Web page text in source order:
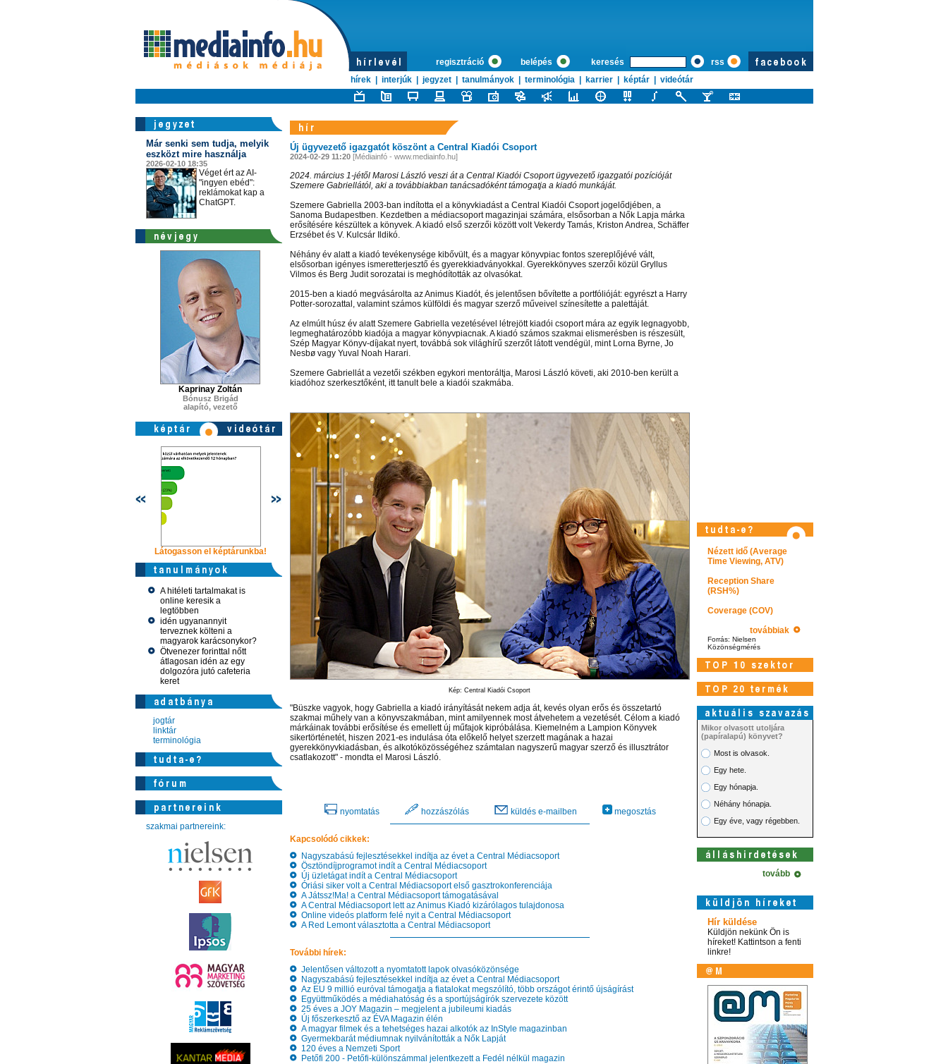
regisztráció belépés keresés
rss
hírek
interjúk jegyzet tanulmányok terminológia karrier képtár videótár
Már senki sem tudja, melyik
eszközt mire használja
2026-02-10 18:35
Véget ért az AI-
"ingyen ebéd":
reklámokat kap a
ChatGPT.
Kaprinay Zoltán
Bónusz Brigád
alapító, vezető
Látogasson el képtárunkba! Látogasson el képtárunkba! Látogasson el képtárunkba! Látogasson el képtárunkba! Látogasson el képtárunkba!
A hitéleti tartalmakat is
online keresik a
legtöbben
idén ugyanannyit
terveznek költeni a
magyarok karácsonykor?
Ötvenezer forinttal nőtt
átlagosan idén az egy
dolgozóra jutó cafeteria
keret
jogtár
linktár
terminológia
szakmai partnereink:
Új ügyvezető igazgatót köszönt a Central Kiadói Csoport
2024-02-29 11:20[Médiainfó - www.mediainfo.hu]
2024. március 1-jétől Marosi László veszi át a Central Kiadói Csoport ügyvezető igazgatói pozícióját
Szemere Gabriellától, aki a továbbiakban tanácsadóként támogatja a kiadó munkáját.
Szemere Gabriella 2003-ban indította el a könyvkiadást a Central Kiadói Csoport jogelődjében, a
Sanoma Budapestben. Kezdetben a médiacsoport magazinjai számára, elsősorban a Nők Lapja márka
erősítésére készültek a könyvek. A kiadó első szerzői között volt Vekerdy Tamás, Kriston Andrea, Schäffer
Erzsébet és V. Kulcsár Ildikó.
Néhány év alatt a kiadó tevékenysége kibővült, és a magyar könyvpiac fontos szereplőjévé vált,
elsősorban igényes ismeretterjesztő és gyerekkiadványokkal. Gyerekkönyves szerzői közül Gryllus
Vilmos és Berg Judit sorozatai is meghódították az olvasókat.
2015-ben a kiadó megvásárolta az Animus Kiadót, és jelentősen bővítette a portfólióját: egyrészt a Harry
Potter-sorozattal, valamint számos külföldi és magyar szerző műveivel színesítette a palettáját.
Az elmúlt húsz év alatt Szemere Gabriella vezetésével létrejött kiadói csoport mára az egyik legnagyobb,
legmeghatározóbb kiadója a magyar könyvpiacnak. A kiadó számos szakmai elismerésben is részesült,
Szép Magyar Könyv-díjakat nyert, továbbá sok világhírű szerzőt látott vendégül, mint Lorna Byrne, Jo
Nesbø vagy Yuval Noah Harari.
Szemere Gabriellát a vezetői székben egykori mentoráltja, Marosi László követi, aki 2010-ben került a
kiadóhoz szerkesztőként, itt tanult bele a kiadói szakmába.
Kép: Central Kiadói Csoport
"Büszke vagyok, hogy Gabriella a kiadó irányítását nekem adja át, kevés olyan erős és összetartó
szakmai műhely van a könyvszakmában, mint amilyennek most átvehetem a vezetését. Célom a kiadó
márkáinak további erősítése és emellett új műfajok kipróbálása. Kiemelném a Lampion Könyvek
sikertörténetét, hiszen 2021-es indulása óta előkelő helyet szerzett magának a hazai
gyerekkönyvkiadásban, és alkotóközösségéhez számtalan nagyszerű magyar szerző és illusztrátor
csatlakozott" - mondta el Marosi László.
nyomtatás hozzászólás küldés e-mailben megosztás
Kapcsolódó cikkek:
Nagyszabású fejlesztésekkel indítja az évet a Central Médiacsoport
Ösztöndíjprogramot indít a Central Médiacsoport
Új üzletágat indít a Central Médiacsoport
Óriási siker volt a Central Médiacsoport első gasztrokonferenciája
A Játssz!Ma! a Central Médiacsoport támogatásával
A Central Médiacsoport lett az Animus Kiadó kizárólagos tulajdonosa
Online videós platform felé nyit a Central Médiacsoport
A Red Lemont választotta a Central Médiacsoport
További hírek:
Jelentősen változott a nyomtatott lapok olvasóközönsége
Nagyszabású fejlesztésekkel indítja az évet a Central Médiacsoport
Az EU 9 millió euróval támogatja a fiatalokat megszólító, több országot érintő újságírást
Együttműködés a médiahatóság és a sportújságírók szervezete között
25 éves a JOY Magazin – megjelent a jubileumi kiadás
Új főszerkesztő az ÉVA Magazin élén
A magyar filmek és a tehetséges hazai alkotók az InStyle magazinban
Gyermekbarát médiumnak nyilvánították a Nők Lapját
120 éves a Nemzeti Sport
Petőfi 200 - Petőfi-különszámmal jelentkezett a Fedél nélkül magazin
Nézett idő (Average
Time Viewing, ATV)
Reception Share
(RSH%)
Coverage (COV)
továbbiak
Forrás: Nielsen
Közönségmérés
Mikor olvasott utoljára
(papíralapú) könyvet?
Most is olvasok.
Egy hete.
Egy hónapja.
Néhány hónapja.
Egy éve, vagy régebben.
tovább
Hír küldése
Küldjön nekünk Ön is
híreket! Kattintson a fenti
linkre!